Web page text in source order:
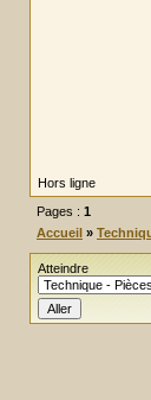
Hors ligne
Pages : 1
Accueil »
Atteindre